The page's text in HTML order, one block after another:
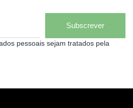
Subscrever
pessoais sejam tratados pela